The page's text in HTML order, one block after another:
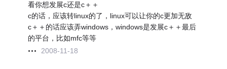
看你想发展c还是c＋＋
c的话，应该转linux的了，linux可以让你的c更加无敌
c＋＋的话应该弄windows，windows是发展c＋＋最后
的平台，比如mfc等等
2008-11-18